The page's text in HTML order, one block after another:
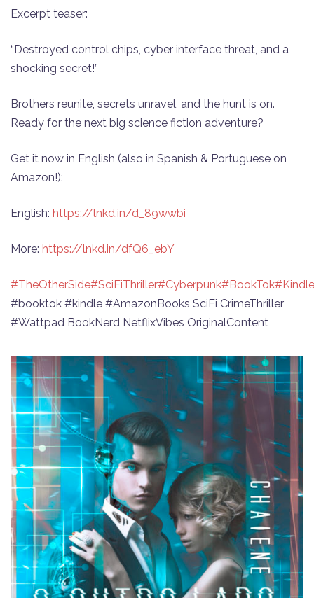
Excerpt teaser:
“Destroyed control chips, cyber interface threat, and a
shocking secret!”
Brothers reunite, secrets unravel, and the hunt is on.
Ready for the next big science fiction adventure?
Get it now in English (also in Spanish & Portuguese on
Amazon!):
English: https://lnkd.in/d_89wwbi
More: https://lnkd.in/dfQ6_ebY
#TheOtherSide#SciFiThriller#Cyberpunk#BookTok
#booktok #kindle #AmazonBooks SciFi CrimeThriller
#Wattpad BookNerd NetflixVibes OriginalContent